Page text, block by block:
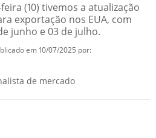
(10) tivemos a atualização
exportação nos EUA, com
junho e 03 de julho.
em 10/07/2025 por:
de mercado